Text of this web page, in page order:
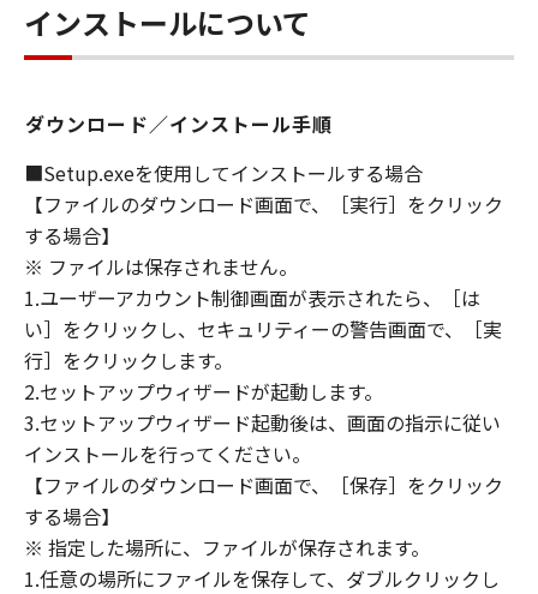
THE SOFTWARE, USE THEREOF OR INABILITY
TO USE THE SOFTWARE EVEN IF EITHER
AFFILIATES, THEIR DISTRIBUTORS, DEALERS
OR CANON'S LICENSORS HAVE BEEN ADVISED
OF THE POSSIBILITY OF SUCH DAMAGES.
SOME STATES OR LEGAL JURISDICTIONS DO
NOT ALLOW THE LIMITATION OR EXCLUSION
OF LIABILITY FOR INCIDENTAL OR
CONSEQUENTIAL DAMAGES, OR PERSONAL
INJURY OR DEATH RESULTING FROM
NEGLIGENCE ON THE PART OF THE SELLER,
SO THE ABOVE LIMITATION OR EXCLUSION
MAY NOT APPLY TO YOU.
[RELEASE OF LIABILITY] TO THE FULL
EXTENT PERMITTED BY APPLICABLE LAW,
YOU HEREBY RELEASE CANON, CANON'S
SUBSIDIARIES AND AFFILIATES, THEIR
DISTRIBUTORS, DEALERS AND CANON'S
LICENSORS FROM ANY AND ALL LIABILITY
インストールについて
ダウンロード／インストール手順
■Setup.exeを使用してインストールする場合
【ファイルのダウンロード画面で、［実行］をクリック
する場合】
※ ファイルは保存されません。
1.ユーザーアカウント制御画面が表示されたら、［は
い］をクリックし、セキュリティーの警告画面で、［実
行］をクリックします。
2.セットアップウィザードが起動します。
3.セットアップウィザード起動後は、画面の指示に従い
インストールを行ってください。
【ファイルのダウンロード画面で、［保存］をクリック
する場合】
※ 指定した場所に、ファイルが保存されます。
1.任意の場所にファイルを保存して、ダブルクリックし